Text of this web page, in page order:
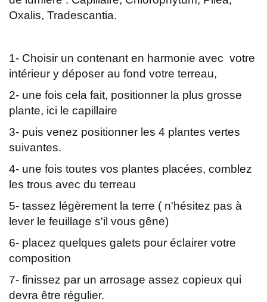
Oxalis, Tradescantia.
1- Choisir un contenant en harmonie avec votre
intérieur y déposer au fond votre terreau,
2- une fois cela fait, positionner la plus grosse
plante, ici le capillaire
3- puis venez positionner les 4 plantes vertes
suivantes.
4- une fois toutes vos plantes placées, comblez
les trous avec du terreau
5- tassez légèrement la terre ( n'hésitez pas à
lever le feuillage s'il vous gêne)
6- placez quelques galets pour éclairer votre
composition
7- finissez par un arrosage assez copieux qui
devra être régulier.